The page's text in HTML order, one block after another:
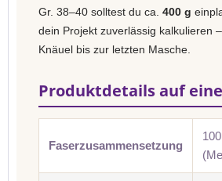
Gr. 38–40 solltest du ca. 400 g
dein Projekt zuverlässig kalkulieren
Knäuel bis zur letzten Masche.
Produktdetails auf
Faserzusammensetzung